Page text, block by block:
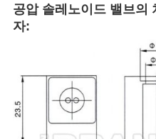
시
오
COMPANY
NEWS
공압 솔레노이드 밸브의
자: